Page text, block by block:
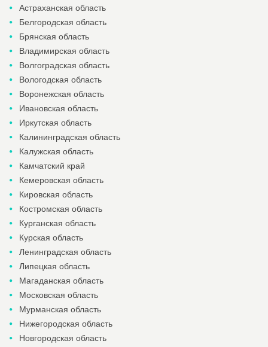
Астраханская область
Белгородская область
Брянская область
Владимирская область
Волгоградская область
Вологодская область
Воронежская область
Ивановская область
Иркутская область
Калининградская область
Калужская область
Камчатский край
Кемеровская область
Кировская область
Костромская область
Курганская область
Курская область
Ленинградская область
Липецкая область
Магаданская область
Московская область
Мурманская область
Нижегородская область
Новгородская область